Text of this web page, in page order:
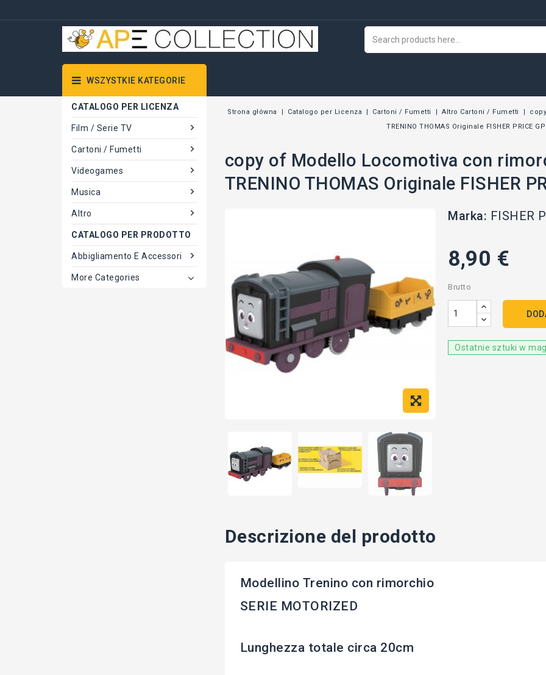
WSZYSTKIE KATEGORIE
CATALOGO PER LICENZA
Film / Serie TV
Cartoni / Fumetti
Videogames
Musica
Altro
CATALOGO PER PRODOTTO
Abbigliamento E Accessori
More Categories
Strona główna Catalogo per Licenza Cartoni / Fumetti Altro Cartoni / Fumetti
TRENINO THOMAS Originale FISHER PRICE
copy of Modello Locomotiva con
TRENINO THOMAS Originale FISHER
Marka: FISHER
8,90 €
Brutto
Ostatnie sztuki w
Descrizione del prodotto
Modellino Trenino con rimorchio
SERIE MOTORIZED
Lunghezza totale circa 20cm